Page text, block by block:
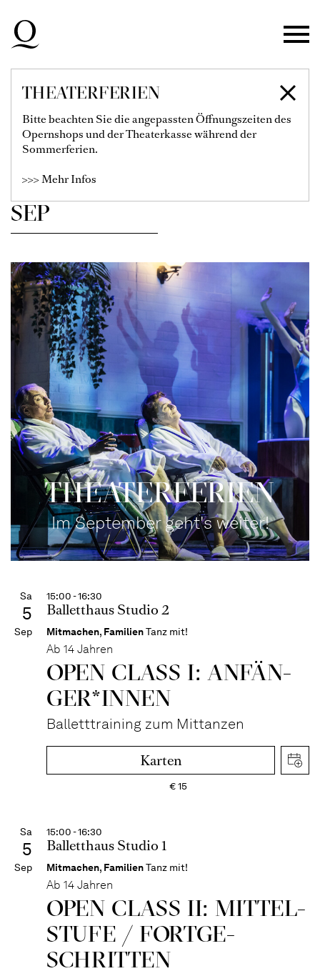
Zur Hauptnavigation springen
Zum Hauptinhalt springen
Zum Footer springen
THEATERFERIEN
Bitte beachten Sie die angepassten Öffnungszeiten des
Opernshops und der Theaterkasse während der
Sommerferien.
>>> Mehr Infos
SPIELPLAN
SEP
THEATERFERIEN
Im September geht's weiter!
Sa
5
Sep
15:00 - 16:30
Balletthaus Studio 2
Mitmachen, FamilienTanz mit!
Ab 14 Jahren
OPEN CLASS I: ANFÄN­
GER*IN­NEN
Balletttraining zum Mittanzen
Karten
€15
Sa
5
Sep
15:00 - 16:30
Balletthaus Studio 1
Mitmachen, FamilienTanz mit!
Ab 14 Jahren
OPEN CLASS II: MITTEL­
STUFE / FORT­GE­
SCHRITTEN